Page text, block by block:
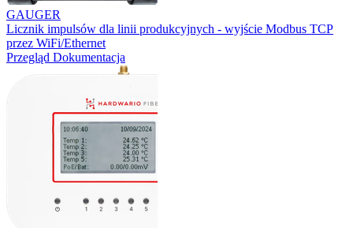
GAUGER
Licznik impulsów dla linii produkcyjnych - wyjście Modbus TCP
przez WiFi/Ethernet
Przegląd Dokumentacja